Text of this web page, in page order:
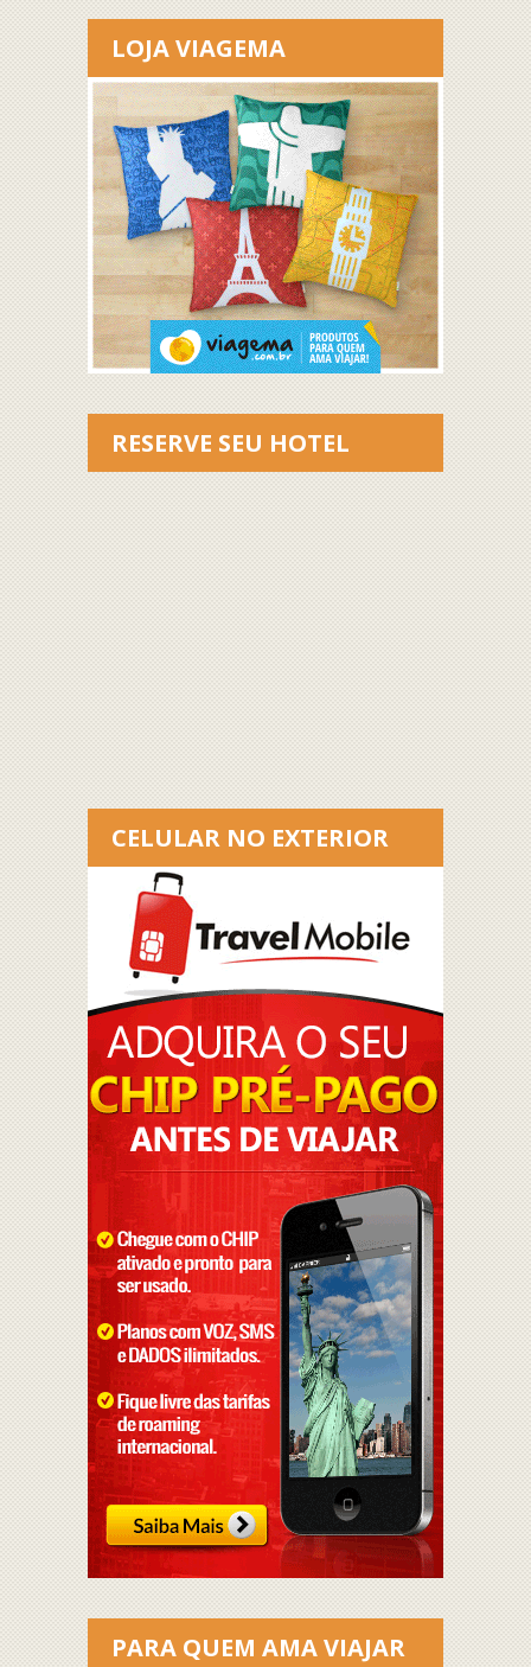
LOJA VIAGEMA
RESERVE SEU HOTEL
CELULAR NO EXTERIOR
PARA QUEM AMA VIAJAR